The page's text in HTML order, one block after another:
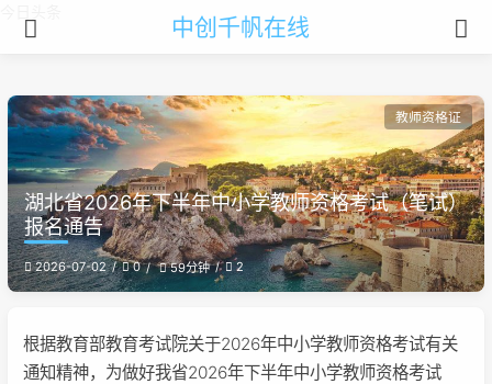
中创千帆在线
教师资格证
湖北省2026年下半年中小学教师资格考试（笔试）
报名通告
2026-07-02 0 59分钟 2
根据教育部教育考试院关于2026年中小学教师资格考试有关
通知精神，为做好我省2026年下半年中小学教师资格考试